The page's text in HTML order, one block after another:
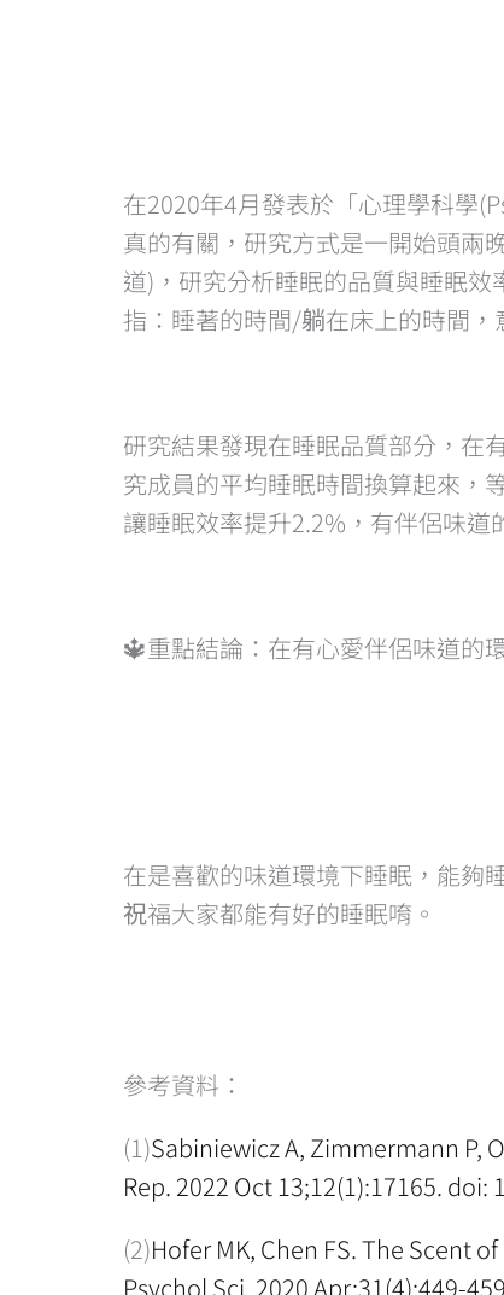
在2020年4月發表於「心理學科學
真的有關，研究方式是一開始頭兩
道)，研究分析睡眠的品質與睡眠
指：睡著的時間/躺在床上的時間
研究結果發現在睡眠品質部分，在
究成員的平均睡眠時間換算起來，
讓睡眠效率提升2.2%，有伴侶味道
🔱重點結論：在有心愛伴侶味道的
在是喜歡的味道環境下睡眠，能夠
祝福大家都能有好的睡眠唷。
參考資料：
(1)Sabiniewicz A, Zimmermann P,
Rep. 2022 Oct 13;12(1):17165. doi:
(2)Hofer MK, Chen FS. The Scent
Psychol Sci. 2020 Apr;31(4):449-